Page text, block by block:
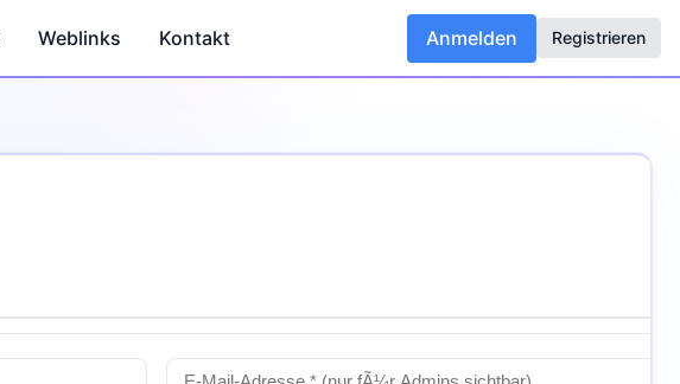
Weblinks Kontakt Anmelden Registrieren